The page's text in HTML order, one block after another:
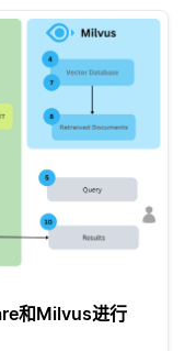
和Milvus进行